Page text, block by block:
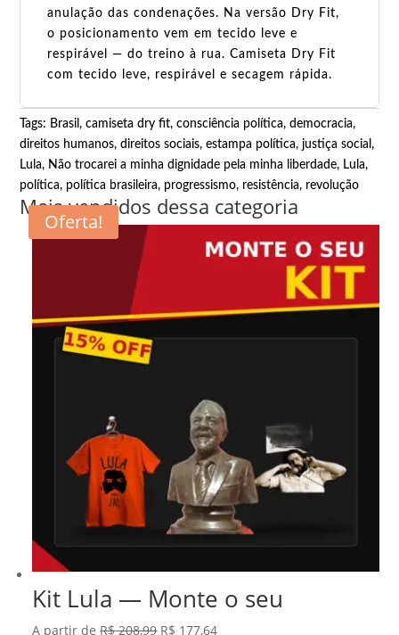
anulação das condenações. Na versão Dry Fit,
o posicionamento vem em tecido leve e
respirável — do treino à rua. Camiseta Dry Fit
com tecido leve, respirável e secagem rápida.
Tags: Brasil,camiseta dry fit,consciência política,democracia,
direitos humanos,direitos sociais,estampa política,justiça social,
Lula, Não trocarei a minha dignidade pela minha liberdade, Lula,
política, política brasileira, progressismo, resistência, revolução
Mais vendidos dessa categoria
Oferta!
Kit Lula — Monte o seu
A partir deR$208,99 O
R$ 177,64O